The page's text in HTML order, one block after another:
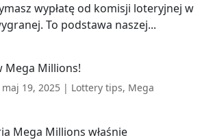
wypłatę od komisji loteryjnej w
To podstawa naszej...
Mega Millions!
maj 19, 2025 | Lottery tips, Mega
Mega Millions właśnie